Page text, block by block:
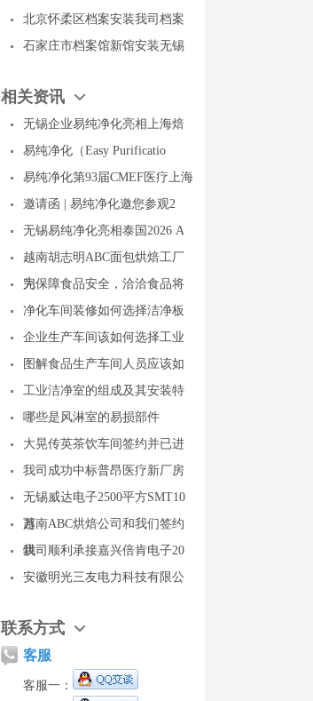
北京怀柔区档案安装我司档案
石家庄市档案馆新馆安装无锡
相关资讯
无锡企业易纯净化亮相上海焙
易纯净化（Easy Purificatio
易纯净化第93届CMEF医疗上海
邀请函 | 易纯净化邀您参观2
无锡易纯净化亮相泰国2026 A
越南胡志明ABC面包烘焙工厂
完
为保障食品安全，洽洽食品将
净化车间装修如何选择洁净板
企业生产车间该如何选择工业
图解食品生产车间人员应该如
工业洁净室的组成及其安装特
哪些是风淋室的易损部件
大晃传英茶饮车间签约并已进
我司成功中标普昂医疗新厂房
无锡威达电子2500平方SMT10
万
越南ABC烘焙公司和我们签约
烘
我司顺利承接嘉兴倍肯电子20
安徽明光三友电力科技有限公
联系方式
客服
客服一：